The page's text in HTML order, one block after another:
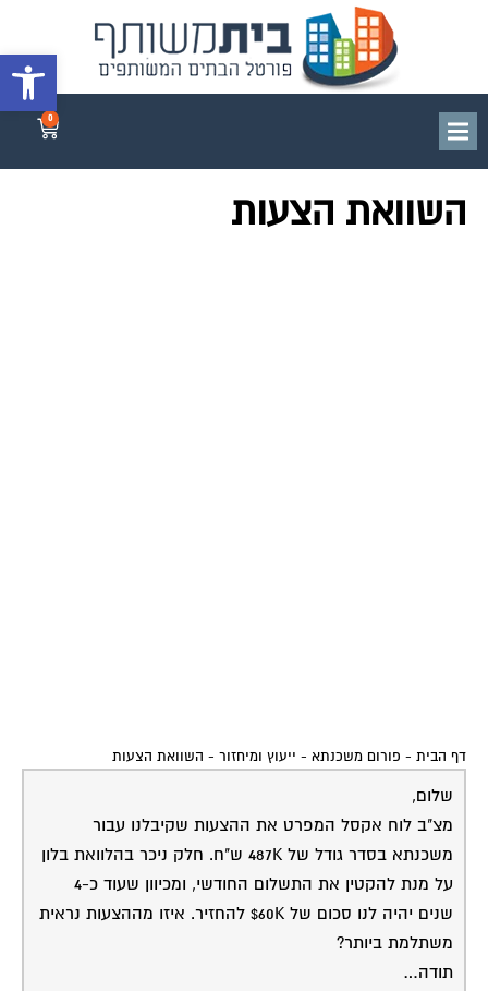
פתח
0
השוואת הצעות
דף הבית - פורום משכנתא - ייעוץ ומיחזור - השוואת הצעות
שלום,
מצ"ב לוח אקסל המפרט את ההצעות שקיבלנו עבור
משכנתא בסדר גודל של 487K ש"ח. חלק ניכר בהלוואת בלון
על מנת להקטין את התשלום החודשי, ומכיוון שעוד כ-4
שנים יהיה לנו סכום של 60K$ להחזיר. איזו מההצעות נראית
משתלמת ביותר?
תודה…